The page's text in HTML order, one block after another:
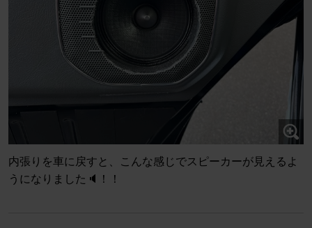
内張りを車に戻すと、こんな感じでスピーカーが見えるよ
うになりました🔈！！